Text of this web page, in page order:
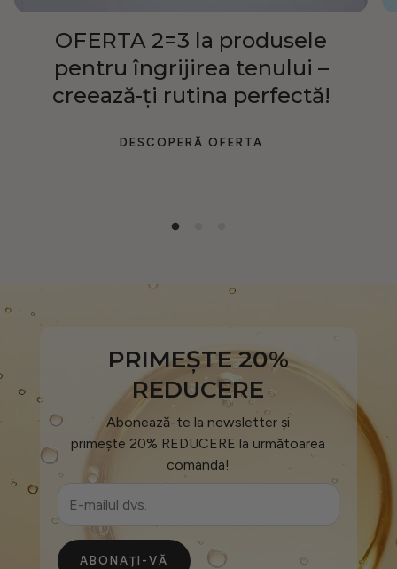
OFERTA 2=3 la produsele
pentru îngrijirea tenului –
creează-ți rutina perfectă!
DESCOPERĂ OFERTA
PRIMEȘTE 20%
REDUCERE
Abonează-te la newsletter și
primește 20% REDUCERE la următoarea
comanda!
ABONAȚI-VĂ